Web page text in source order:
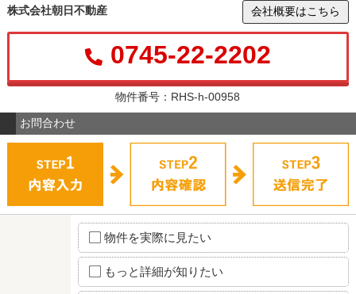
株式会社朝日不動産 会社概要はこちら
0745-22-2202
物件番号：RHS-h-00958
お問合わせ
物件を実際に見たい
もっと詳細が知りたい